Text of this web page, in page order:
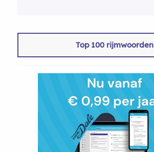
Top 100 rijmwoorden